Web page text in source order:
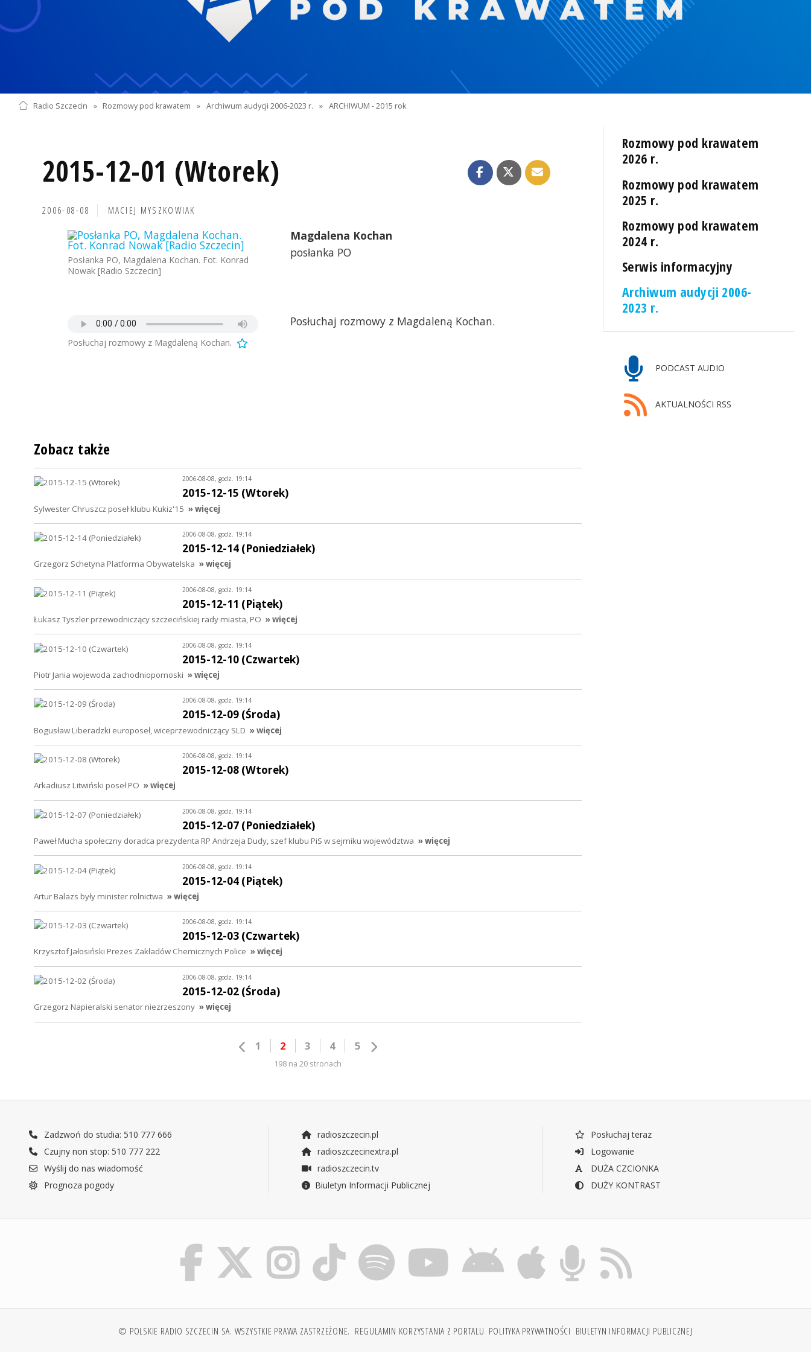
Radio Szczecin » Rozmowy pod krawatem » Archiwum audycji 2006-2023 r. » ARCHIWUM - 2015 rok
2015-12-01 (Wtorek)
2006-08-08 MACIEJ MYSZKOWIAK
Posłanka PO, Magdalena Kochan. Fot. Konrad
Nowak [Radio Szczecin]
Magdalena Kochan
posłanka PO
Posłuchaj rozmowy z Magdaleną Kochan.
Posłuchaj rozmowy z Magdaleną Kochan.
Rozmowy pod krawatem
2026 r.
Rozmowy pod krawatem
2025 r.
Rozmowy pod krawatem
2024 r.
Serwis informacyjny
Archiwum audycji 2006-
2023 r.
PODCAST AUDIO
AKTUALNOŚCI RSS
Zobacz także
2006-08-08, godz. 19:14
2015-12-15 (Wtorek)
Sylwester Chruszcz poseł klubu Kukiz'15 » więcej
2006-08-08, godz. 19:14
2015-12-14 (Poniedziałek)
Grzegorz Schetyna Platforma Obywatelska » więcej
2006-08-08, godz. 19:14
2015-12-11 (Piątek)
Łukasz Tyszler przewodniczący szczecińskiej rady miasta, PO » więcej
2006-08-08, godz. 19:14
2015-12-10 (Czwartek)
Piotr Jania wojewoda zachodniopomoski » więcej
2006-08-08, godz. 19:14
2015-12-09 (Środa)
Bogusław Liberadzki europoseł, wiceprzewodniczący SLD » więcej
2006-08-08, godz. 19:14
2015-12-08 (Wtorek)
Arkadiusz Litwiński poseł PO » więcej
2006-08-08, godz. 19:14
2015-12-07 (Poniedziałek)
Paweł Mucha społeczny doradca prezydenta RP Andrzeja Dudy, szef klubu PiS w sejmiku województwa » więcej
2006-08-08, godz. 19:14
2015-12-04 (Piątek)
Artur Balazs były minister rolnictwa » więcej
2006-08-08, godz. 19:14
2015-12-03 (Czwartek)
Krzysztof Jałosiński Prezes Zakładów Chemicznych Police » więcej
2006-08-08, godz. 19:14
2015-12-02 (Środa)
Grzegorz Napieralski senator niezrzeszony » więcej
1 2 3 4 5
198 na 20 stronach
Zadzwoń do studia: 510 777 666
Czujny non stop: 510 777 222
Wyślij do nas wiadomość
Prognoza pogody
radioszczecin.pl
radioszczecinextra.pl
radioszczecin.tv
Biuletyn Informacji Publicznej
Posłuchaj teraz
Logowanie
DUŻA CZCIONKA
DUŻY KONTRAST
© POLSKIE RADIO SZCZECIN SA. WSZYSTKIE PRAWA ZASTRZEŻONE. REGULAMIN KORZYSTANIA Z PORTALU POLITYKA PRYWATNOŚCI BIULETYN INFORMACJI PUBLICZNEJ